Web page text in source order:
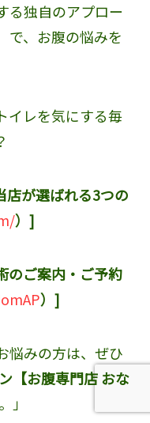
る独自のアプロー
、お腹の悩みを
イレを気にする毎
店が選ばれる3つの
）]
のご案内・ご予約
）]
悩みの方は、ぜひ
【お腹専門店 おな
」